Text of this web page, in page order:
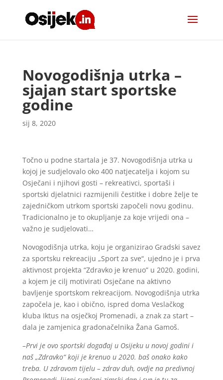
Novogodišnja utrka –
sjajan start sportske
godine
sij 8, 2020
Točno u podne startala je 37. Novogodišnja utrka u
kojoj je sudjelovalo oko 400 natjecatelja i kojom su
Osječani i njihovi gosti – rekreativci, sportaši i
sportski djelatnici razmijenili čestitke i dobre želje te
zajedničkom utrkom sportski započeli novu godinu.
Tradicionalno je to okupljanje za koje vrijedi ona –
važno je sudjelovati…
Novogodišnja utrka, koju je organizirao Gradski savez
za sportsku rekreaciju „Sport za sve“, ujedno je i prva
aktivnost projekta “Zdravko je krenuo” u 2020. godini,
a kojem je cilj motivirati Osječane na aktivno
bavljenje sportskom rekreacijom. Novogodišnja utrka
započela je, kao i obično, ispred doma Veslačkog
kluba Iktus na osječkoj Promenadi, a znak za start –
dala je zamjenica gradonačelnika Žana Gamoš.
–Prvi je ovo sportski događaj u Osijeku u novoj godini i
naš „Zdravko“ koji je krenuo u 2020. baš onako kako
treba. U zdravom tijelu – zdrav duh, ovdje na predivnoj